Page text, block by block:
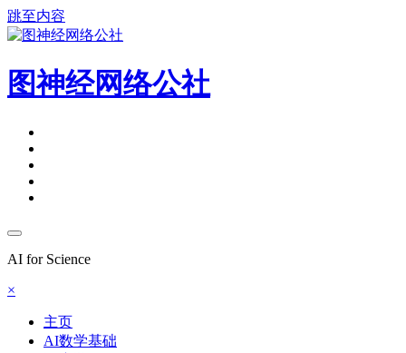
跳至内容
图神经网络公社
AI for Science
×
主页
AI数学基础